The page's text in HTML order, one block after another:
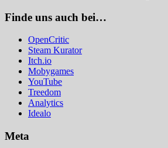
Finde uns auch bei…
OpenCritic
Steam Kurator
Itch.io
Mobygames
YouTube
Treedom
Analytics
Idealo
Meta